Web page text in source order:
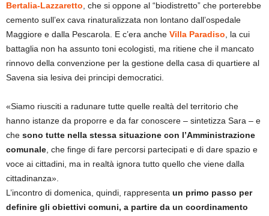
Bertalia-Lazzaretto, che si oppone al “biodistretto” che porterebbe
cemento sull’ex cava rinaturalizzata non lontano dall’ospedale
Maggiore e dalla Pescarola. E c’era anche Villa Paradiso, la cui
battaglia non ha assunto toni ecologisti, ma ritiene che il mancato
rinnovo della convenzione per la gestione della casa di quartiere al
Savena sia lesiva dei principi democratici.
«Siamo riusciti a radunare tutte quelle realtà del territorio che
hanno istanze da proporre e da far conoscere – sintetizza Sara – e
che sono tutte nella stessa situazione con l’Amministrazione
comunale, che finge di fare percorsi partecipati e di dare spazio e
voce ai cittadini, ma in realtà ignora tutto quello che viene dalla
cittadinanza».
L’incontro di domenica, quindi, rappresenta un primo passo per
definire gli obiettivi comuni, a partire da un coordinamento